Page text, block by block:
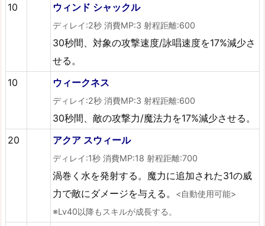
10
ウィンド シャックル
ディレイ:2秒 消費MP:3 射程距離:600
30秒間、対象の攻撃速度/詠唱速度を17%減少さ
せる。
10
ウィークネス
ディレイ:2秒 消費MP:3 射程距離:600
30秒間、敵の攻撃力/魔法力を17%減少させる。
20
アクア スウィール
ディレイ:1秒 消費MP:18 射程距離:700
渦巻く水を発射する。魔力に追加された31の威
力で敵にダメージを与える。
<自動使用可能>
※Lv40以降もスキルが成長する。